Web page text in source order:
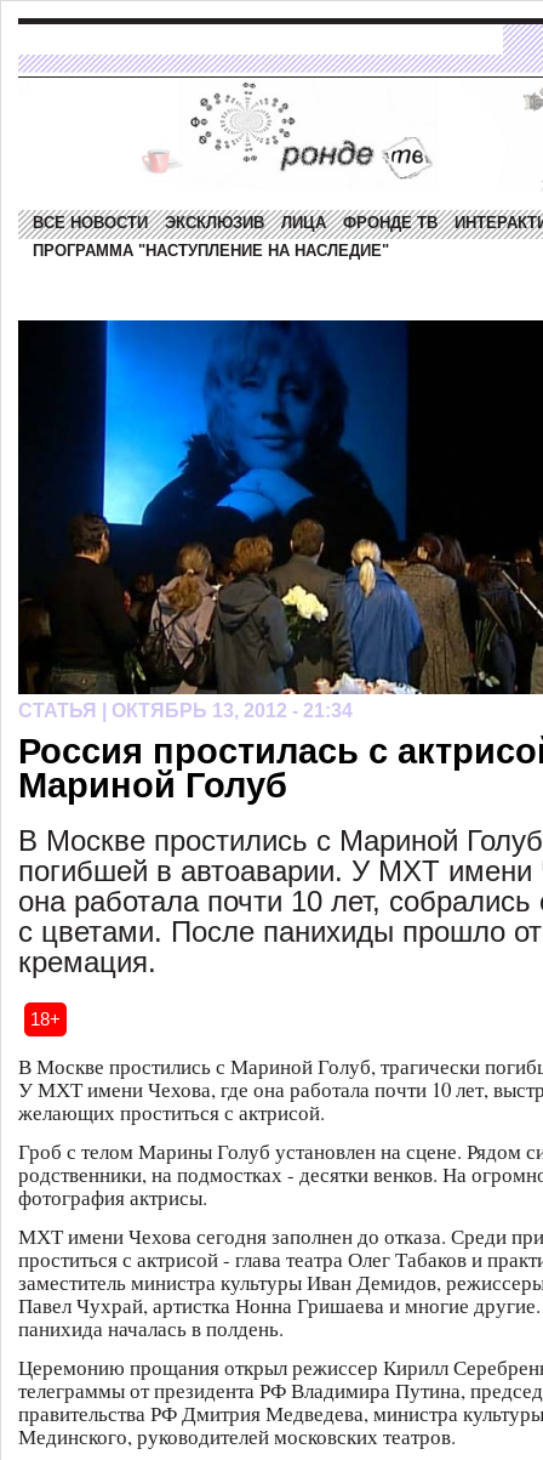
ВСЕ НОВОСТИ ЭКСКЛЮЗИВ ЛИЦА ФРОНДЕ ТВ
ПРОГРАММА "НАСТУПЛЕНИЕ НА НАСЛЕДИЕ"
СТАТЬЯ | ОКТЯБРЬ 13, 2012 - 21:34
Россия простилась с
Мариной Голуб
В Москве простились с Мариной
погибшей в автоаварии. У МХТ имени
она работала почти 10 лет,
с цветами. После панихиды прошло
кремация.
18+
В Москве простились с Мариной Голуб, трагически
У МХТ имени Чехова, где она работала почти 10 лет,
желающих проститься с актрисой.
Гроб с телом Марины Голуб установлен на сцене. Рядом
родственники, на подмостках - десятки венков. На
фотография актрисы.
МХТ имени Чехова сегодня заполнен до отказа. Среди
проститься с актрисой - глава театра Олег Табаков и
заместитель министра культуры Иван Демидов,
Павел Чухрай, артистка Нонна Гришаева и многие
панихида началась в полдень.
Церемонию прощания открыл режиссер Кирилл
телеграммы от президента РФ Владимира Путина,
правительства РФ Дмитрия Медведева, министра
Мединского, руководителей московских театров.